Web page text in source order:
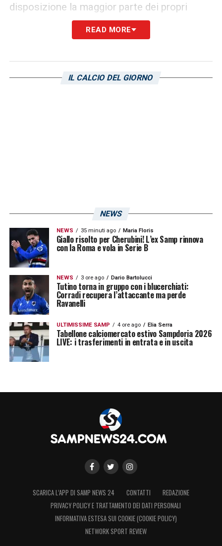
disposizione la maggior parte dei propri
giocatori, fra cui ancheMelle Meulensteen
assente settimana scorsa contro i silani.
Out per un dolore al costato, l’olandese è
migliorato in questi giorni e dovrebbe esserci
READ MORE
IL CALCIO DEL GIORNO
NEWS
NEWS 35 minuti ago Maria Floris
Giallo risolto per Cherubini! L’ex Samp rinnova
con la Roma e vola in Serie B
NEWS 3 ore ago Dario Bartolucci
Tutino torna in gruppo con i blucerchiati:
Corradi recupera l’attaccante ma perde
Ravanelli
ULTIMISSIME SAMP 4 ore ago Elia Serra
Tabellone calciomercato estivo Sampdoria 2026
LIVE: i trasferimenti in entrata e in uscita
SCARICA L’APP DI SAMP NEWS 24 CONTATTI
REDAZIONE
PRIVACY POLICY E TRATTAMENTO DEI DATI PERSONALI
INFORMATIVA ESTESA SUI COOKIE (COOKIE POLICY)
NETWORK SPORT REVIEW